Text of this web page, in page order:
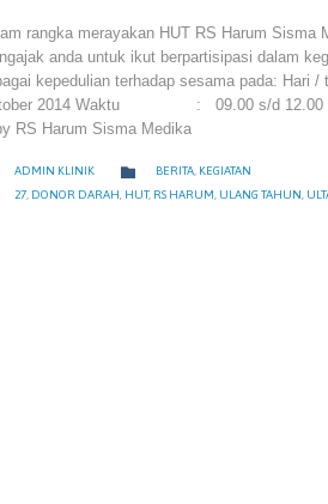
rangka merayakan HUT RS Harum Sisma
anda untuk ikut berpartisipasi dalam
kepedulian terhadap sesama pada:
2014 Waktu : 09.00 s/d
RS Harum Sisma Medika
ADMIN KLINIK  CATEGORY
BERITA, KEGIATAN
CATEGORY
27, DONOR DARAH, HUT, RS HARUM, ULANG TAHUN,